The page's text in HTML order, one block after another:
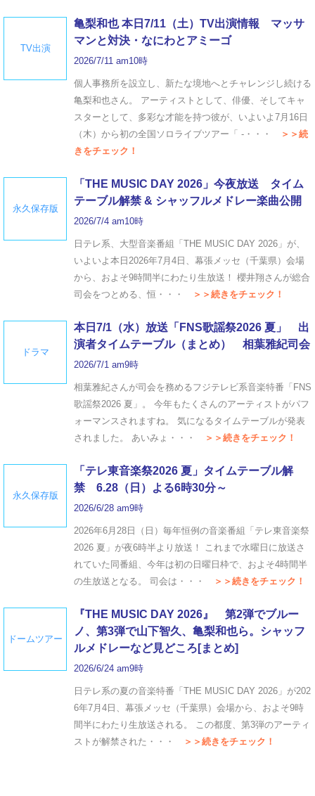
TV出演
亀梨和也 本日7/11（土）TV出演情報 マッサ
マンと対決・なにわとアミーゴ
2026/7/11 am10時
個人事務所を設立し、新たな境地へとチャレンジし続ける
亀梨和也さん。 アーティストとして、俳優、そしてキャ
スターとして、多彩な才能を持つ彼が、いよいよ7月16日
（木）から初の全国ソロライブツアー「 -・・・
＞＞続
きをチェック！
永久保存版
「THE MUSIC DAY 2026」今夜放送 タイム
テーブル解禁 & シャッフルメドレー楽曲公開
2026/7/4 am10時
日テレ系、大型音楽番組「THE MUSIC DAY 2026」が、
いよいよ本日2026年7月4日、幕張メッセ（千葉県）会場
から、およそ9時間半にわたり生放送！ 櫻井翔さんが総合
司会をつとめる、恒・・・
＞＞続きをチェック！
ドラマ
本日7/1（水）放送「FNS歌謡祭2026 夏」 出
演者タイムテーブル（まとめ） 相葉雅紀司会
2026/7/1 am9時
相葉雅紀さんが司会を務めるフジテレビ系音楽特番「FNS
歌謡祭2026 夏」。 今年もたくさんのアーティストがパフ
ォーマンスされますね。 気になるタイムテーブルが発表
されました。 あいみょ・・・
＞＞続きをチェック！
永久保存版
「テレ東音楽祭2026 夏」タイムテーブル解
禁 6.28（日）よる6時30分～
2026/6/28 am9時
2026年6月28日（日）毎年恒例の音楽番組「テレ東音楽祭
2026 夏」が夜6時半より放送！ これまで水曜日に放送さ
れていた同番組、今年は初の日曜日枠で、およそ4時間半
の生放送となる。 司会は・・・
＞＞続きをチェック！
ドームツアー
『THE MUSIC DAY 2026』 第2弾でブルー
ノ、第3弾で山下智久、亀梨和也ら。シャッフ
ルメドレーなど見どころ[まとめ]
2026/6/24 am9時
日テレ系の夏の音楽特番「THE MUSIC DAY 2026」が202
6年7月4日、幕張メッセ（千葉県）会場から、およそ9時
間半にわたり生放送される。 この都度、第3弾のアーティ
ストが解禁された・・・
＞＞続きをチェック！